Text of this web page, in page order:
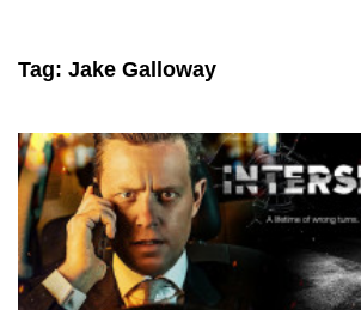
Tag: Jake Galloway